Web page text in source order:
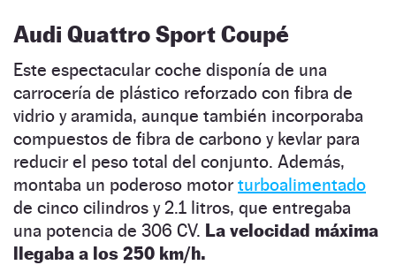
Audi Quattro Sport Coupé
Este espectacular coche disponía de una
carrocería de plástico reforzado con fibra de
vidrio y aramida, aunque también incorporaba
compuestos de fibra de carbono y kevlar para
reducir el peso total del conjunto. Además,
montaba un poderoso motor turboalimentado
de cinco cilindros y 2.1 litros, que entregaba
una potencia de 306 CV. La velocidad máxima
llegaba a los 250 km/h.